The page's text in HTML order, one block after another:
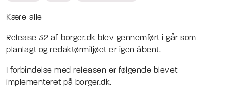
Kære alle
Release 32 af borger.dk blev gennemført i går som
planlagt og redaktørmiljøet er igen åbent.
I forbindelse med releasen er følgende blevet
implementeret på borger.dk.